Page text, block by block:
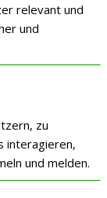
relevant und
und
zu
interagieren,
und melden.